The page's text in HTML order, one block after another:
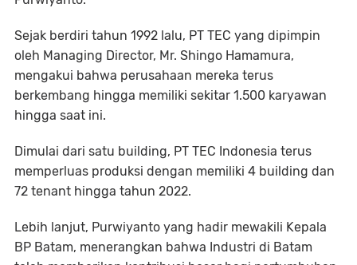
Sejak berdiri tahun 1992 lalu, PT TEC yang dipimpin
oleh Managing Director, Mr. Shingo Hamamura,
mengakui bahwa perusahaan mereka terus
berkembang hingga memiliki sekitar 1.500 karyawan
hingga saat ini.
Dimulai dari satu building, PT TEC Indonesia terus
memperluas produksi dengan memiliki 4 building dan
72 tenant hingga tahun 2022.
Lebih lanjut, Purwiyanto yang hadir mewakili Kepala
BP Batam, menerangkan bahwa Industri di Batam